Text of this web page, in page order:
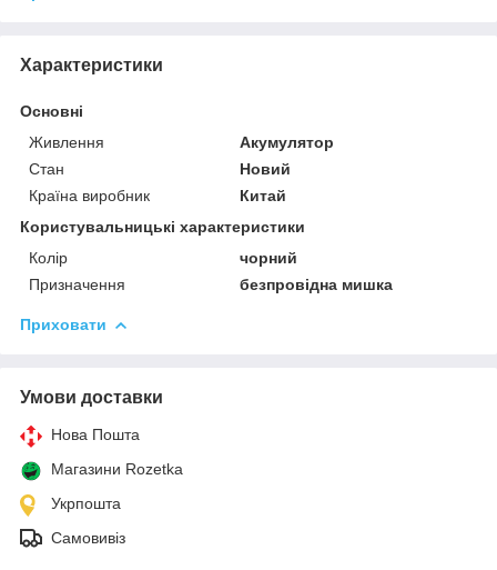
Характеристики
Основні
Живлення
Акумулятор
Стан
Новий
Країна виробник
Китай
Користувальницькі характеристики
Колір
чорний
Призначення
безпровідна мишка
Приховати
Умови доставки
Нова Пошта
Магазини Rozetka
Укрпошта
Самовивіз